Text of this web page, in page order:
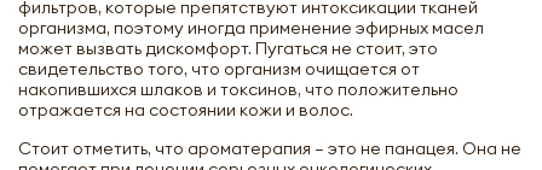
фильтров, которые препятствуют интоксикации тканей
организма, поэтому иногда применение эфирных масел
может вызвать дискомфорт. Пугаться не стоит, это
свидетельство того, что организм очищается от
накопившихся шлаков и токсинов, что положительно
отражается на состоянии кожи и волос.
Стоит отметить, что ароматерапия – это не панацея. Она не